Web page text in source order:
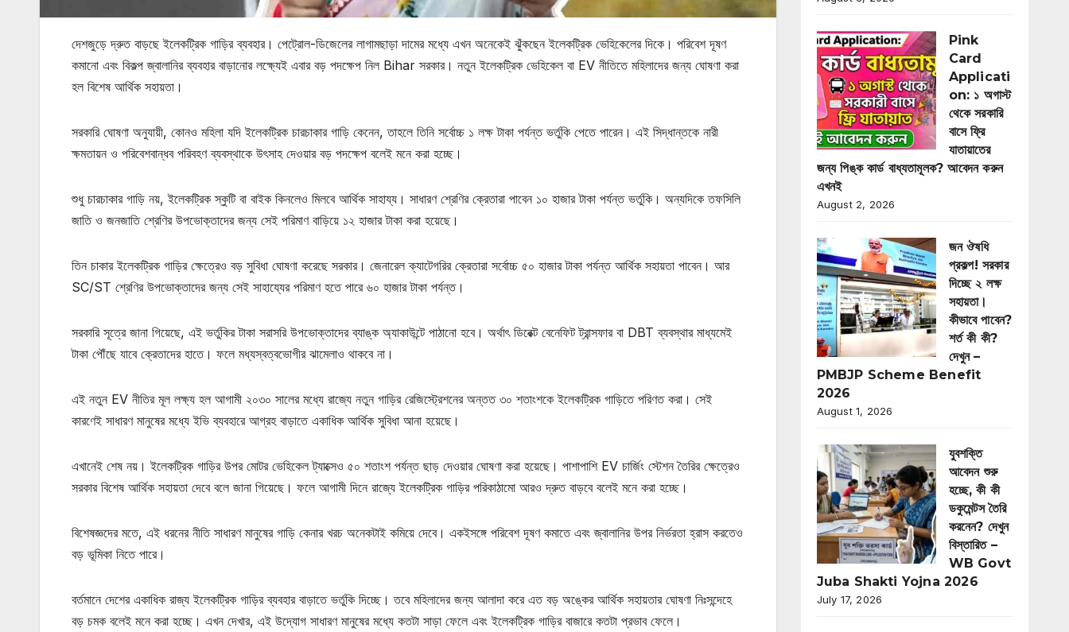
দেশজুড়ে দ্রুত বাড়ছে ইলেকট্রিক গাড়ির ব্যবহার। পেট্রোল-ডিজেলের লাগামছাড়া দামের মধ্যে এখন অনেকেই ঝুঁকছেন ইলেকট্রিক ভেহিকেলের দিকে। পরিবেশ দূষণ
কমানো এবং বিকল্প জ্বালানির ব্যবহার বাড়ানোর লক্ষ্যেই এবার বড় পদক্ষেপ নিল Bihar সরকার। নতুন ইলেকট্রিক ভেহিকেল বা EV নীতিতে মহিলাদের জন্য ঘোষণা করা
হল বিশেষ আর্থিক সহায়তা।
সরকারি ঘোষণা অনুযায়ী, কোনও মহিলা যদি ইলেকট্রিক চারচাকার গাড়ি কেনেন, তাহলে তিনি সর্বোচ্চ ১ লক্ষ টাকা পর্যন্ত ভর্তুকি পেতে পারেন। এই সিদ্ধান্তকে নারী
ক্ষমতায়ন ও পরিবেশবান্ধব পরিবহণ ব্যবস্থাকে উৎসাহ দেওয়ার বড় পদক্ষেপ বলেই মনে করা হচ্ছে।
শুধু চারচাকার গাড়ি নয়, ইলেকট্রিক স্কুটি বা বাইক কিনলেও মিলবে আর্থিক সাহায্য। সাধারণ শ্রেণির ক্রেতারা পাবেন ১০ হাজার টাকা পর্যন্ত ভর্তুকি। অন্যদিকে তফসিলি
জাতি ও জনজাতি শ্রেণির উপভোক্তাদের জন্য সেই পরিমাণ বাড়িয়ে ১২ হাজার টাকা করা হয়েছে।
তিন চাকার ইলেকট্রিক গাড়ির ক্ষেত্রেও বড় সুবিধা ঘোষণা করেছে সরকার। জেনারেল ক্যাটেগরির ক্রেতারা সর্বোচ্চ ৫০ হাজার টাকা পর্যন্ত আর্থিক সহায়তা পাবেন। আর
SC/ST শ্রেণির উপভোক্তাদের জন্য সেই সাহায্যের পরিমাণ হতে পারে ৬০ হাজার টাকা পর্যন্ত।
সরকারি সূত্রে জানা গিয়েছে, এই ভর্তুকির টাকা সরাসরি উপভোক্তাদের ব্যাঙ্ক অ্যাকাউন্টে পাঠানো হবে। অর্থাৎ ডিরেক্ট বেনেফিট ট্রান্সফার বা DBT ব্যবস্থার মাধ্যমেই
টাকা পৌঁছে যাবে ক্রেতাদের হাতে। ফলে মধ্যস্বত্বভোগীর ঝামেলাও থাকবে না।
এই নতুন EV নীতির মূল লক্ষ্য হল আগামী ২০৩০ সালের মধ্যে রাজ্যে নতুন গাড়ির রেজিস্ট্রেশনের অন্তত ৩০ শতাংশকে ইলেকট্রিক গাড়িতে পরিণত করা। সেই
কারণেই সাধারণ মানুষের মধ্যে ইভি ব্যবহারে আগ্রহ বাড়াতে একাধিক আর্থিক সুবিধা আনা হয়েছে।
এখানেই শেষ নয়। ইলেকট্রিক গাড়ির উপর মোটর ভেহিকেল ট্যাক্সেও ৫০ শতাংশ পর্যন্ত ছাড় দেওয়ার ঘোষণা করা হয়েছে। পাশাপাশি EV চার্জিং স্টেশন তৈরির ক্ষেত্রেও
সরকার বিশেষ আর্থিক সহায়তা দেবে বলে জানা গিয়েছে। ফলে আগামী দিনে রাজ্যে ইলেকট্রিক গাড়ির পরিকাঠামো আরও দ্রুত বাড়বে বলেই মনে করা হচ্ছে।
বিশেষজ্ঞদের মতে, এই ধরনের নীতি সাধারণ মানুষের গাড়ি কেনার খরচ অনেকটাই কমিয়ে দেবে। একইসঙ্গে পরিবেশ দূষণ কমাতে এবং জ্বালানির উপর নির্ভরতা হ্রাস করতেও
বড় ভূমিকা নিতে পারে।
বর্তমানে দেশের একাধিক রাজ্য ইলেকট্রিক গাড়ির ব্যবহার বাড়াতে ভর্তুকি দিচ্ছে। তবে মহিলাদের জন্য আলাদা করে এত বড় অঙ্কের আর্থিক সহায়তার ঘোষণা নিঃসন্দেহে
বড় চমক বলেই মনে করা হচ্ছে। এখন দেখার, এই উদ্যোগ সাধারণ মানুষের মধ্যে কতটা সাড়া ফেলে এবং ইলেকট্রিক গাড়ির বাজারে কতটা প্রভাব ফেলে।
Pink
Card
Applicati
on: ১ অগাস্ট
থেকে সরকারি
বাসে ফ্রি
যাতায়াতের
জন্য পিঙ্ক কার্ড বাধ্যতামূলক? আবেদন করুন
এখনই
August 2, 2026
জন ঔষধি
প্রকল্প! সরকার
দিচ্ছে ২ লক্ষ
সহায়তা।
কীভাবে পাবেন?
শর্ত কী কী?
দেখুন –
PMBJP Scheme Benefit
2026
August 1, 2026
যুবশক্তি
আবেদন শুরু
হচ্ছে, কী কী
ডকুমেন্টস তৈরি
করনেন? দেখুন
বিস্তারিত –
WB Govt
Juba Shakti Yojna 2026
July 17, 2026